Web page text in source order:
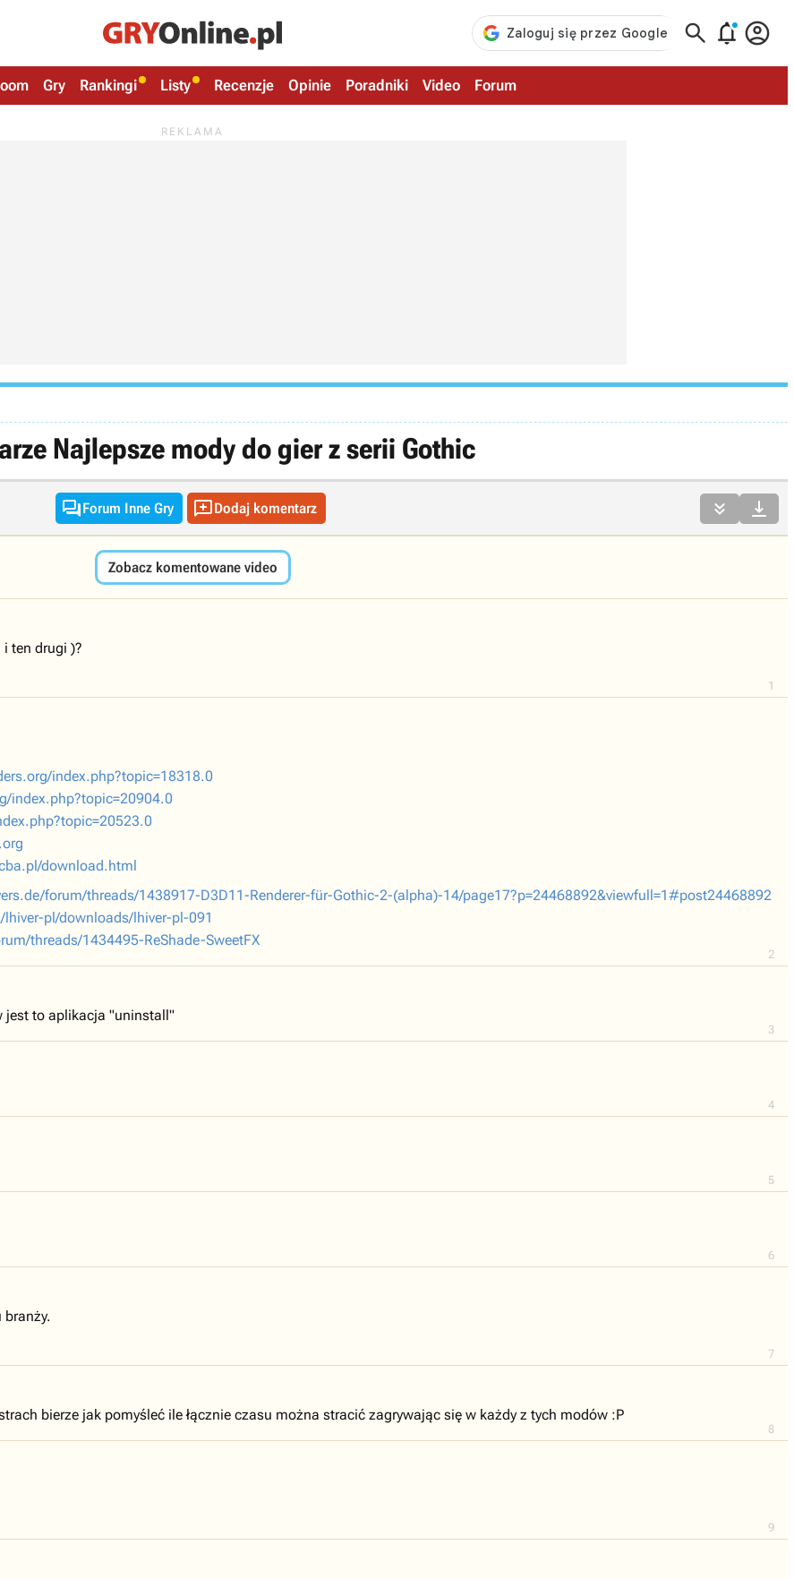
  
Gry Rankingi Listy Recenzje Opinie Poradniki Video Forum
Najlepsze mody do gier z serii Gothic
Forum Inne Gry Dodaj komentarz  
Zobacz komentowane video
1
ten drugi )?
2
index.php?topic=18318.0
index.php?topic=20904.0
download.html
forum/threads/1438917-D3D11-Renderer-für-Gothic-2-(alpha)-14/page17?p=24468892&viewfull=1#post24468892
pl/downloads/lhiver-pl-091
threads/1434495-ReShade-SweetFX
3
jest to aplikacja "uninstall"
4
5
6
7
branży.
8
bierze jak pomyśleć ile łącznie czasu można stracić zagrywając się w każdy z tych modów :P
9